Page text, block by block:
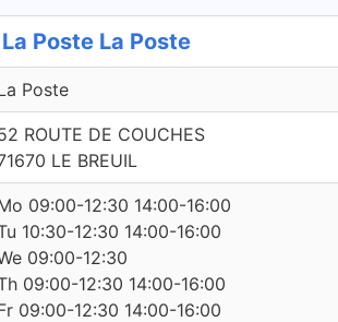
La Poste La Poste
Poste
ROUTE DE COUCHES
LE BREUIL
09:00-12:30 14:00-16:00
10:30-12:30 14:00-16:00
09:00-12:30
09:00-12:30 14:00-16:00
09:00-12:30 14:00-16:00